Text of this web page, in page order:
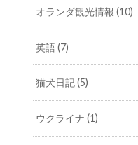
オランダ観光情報(10)
英語(7)
猫犬日記(5)
ウクライナ(1)